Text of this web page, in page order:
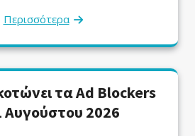
Περισσότερα
τα Ad Blockers
Αυγούστου 2026